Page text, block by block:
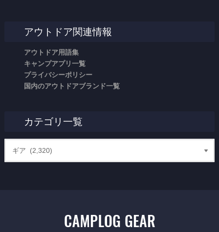
アウトドア関連情報
アウトドア用語集
キャンプアプリ一覧
プライバシーポリシー
国内のアウトドアブランド一覧
カテゴリ一覧